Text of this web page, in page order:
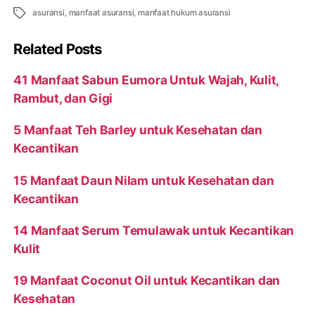
Tags asuransi, manfaat asuransi, manfaat hukum asuransi
Related Posts
41 Manfaat Sabun Eumora Untuk Wajah, Kulit,
Rambut, dan Gigi
5 Manfaat Teh Barley untuk Kesehatan dan
Kecantikan
15 Manfaat Daun Nilam untuk Kesehatan dan
Kecantikan
14 Manfaat Serum Temulawak untuk Kecantikan
Kulit
19 Manfaat Coconut Oil untuk Kecantikan dan
Kesehatan